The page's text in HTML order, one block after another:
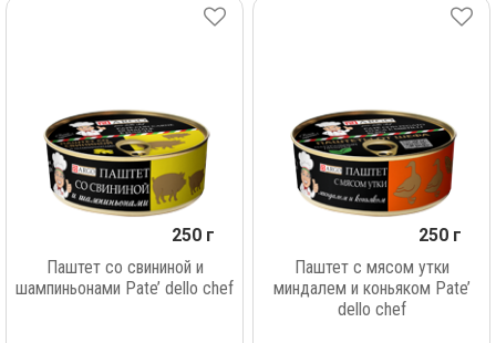
250 г
Паштет со свининой и
шампиньонами Pate’ dello chef
250 г
Паштет с мясом утки
миндалем и коньяком Pate’
dello chef